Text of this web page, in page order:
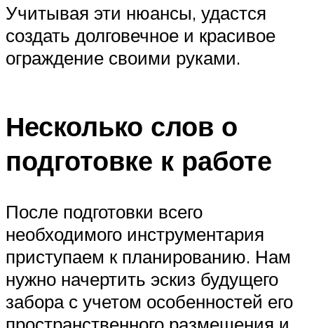
Учитывая эти нюансы, удастся
создать долговечное и красивое
ограждение своими руками.
Несколько слов о
подготовке к работе
После подготовки всего
необходимого инструментария
приступаем к планированию. Нам
нужно начертить эскиз будущего
забора с учетом особенностей его